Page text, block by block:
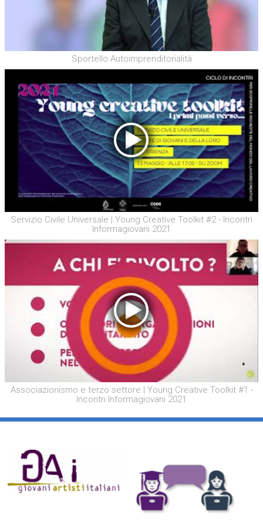
Sportello Autoimprenditorialità
Servizio Civile Universale | Young Creative Toolkit #2 - Incontri
Informagiovani 2021
Associazionismo e terzo settore | Young Creative Toolkit #1 -
Incontri Informagiovani 2021